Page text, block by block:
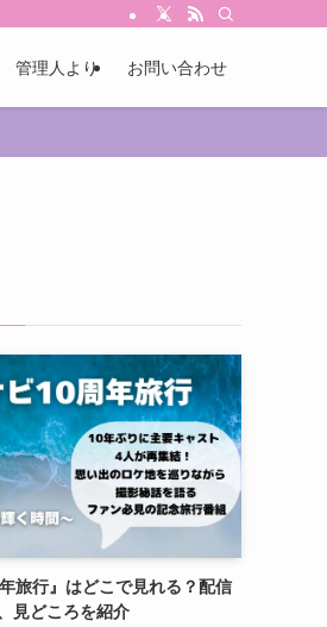
管理人より お問い合わせ
旅行』はどこで見れる？配信
見どころを紹介